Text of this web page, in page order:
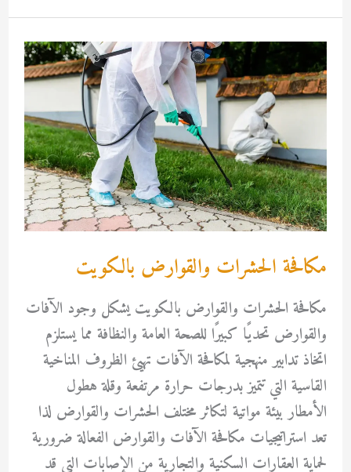
الري
مكافحة الحشرات والقوارض بالكويت
مكافحة الحشرات والقوارض بالكويت يشكل وجود الآفات
والقوارض تحديًا كبيرًا للصحة العامة والنظافة مما يستلزم
اتخاذ تدابير منهجية لمكافحة الآفات تهيئ الظروف المناخية
القاسية التي تتميز بدرجات حرارة مرتفعة وقلة هطول
الأمطار بيئة مواتية لتكاثر مختلف الحشرات والقوارض لذا
تعد استراتيجيات مكافحة الآفات والقوارض الفعالة ضرورية
لحماية العقارات السكنية والتجارية من الإصابات التي قد